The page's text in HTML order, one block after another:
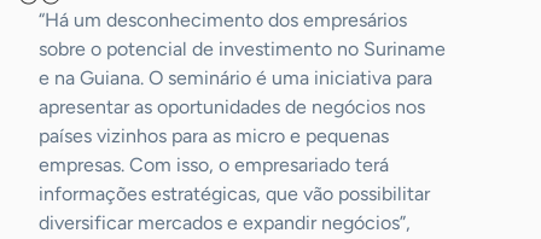
“Há um desconhecimento dos empresários
sobre o potencial de investimento no Suriname
e na Guiana. O seminário é uma iniciativa para
apresentar as oportunidades de negócios nos
países vizinhos para as micro e pequenas
empresas. Com isso, o empresariado terá
informações estratégicas, que vão possibilitar
diversificar mercados e expandir negócios”,